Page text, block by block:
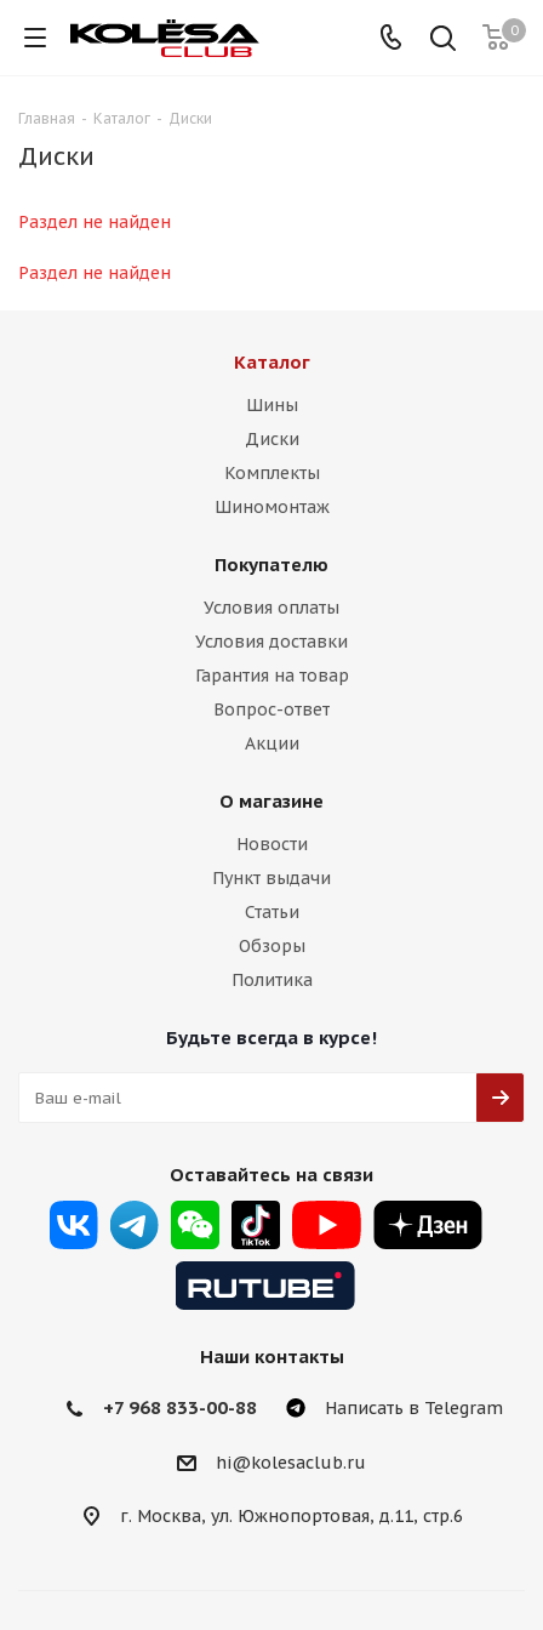
0
Главная - Каталог - Диски
Диски
Раздел не найден
Раздел не найден
Каталог
Шины
Диски
Комплекты
Шиномонтаж
Покупателю
Условия оплаты
Условия доставки
Гарантия на товар
Вопрос-ответ
Акции
О магазине
Новости
Пункт выдачи
Статьи
Обзоры
Политика
Будьте всегда в курсе!
Оставайтесь на связи
Наши контакты
+7 968 833-00-88 Написать в Telegram
hi@kolesaclub.ru
г. Москва, ул. Южнопортовая, д.11, стр.6